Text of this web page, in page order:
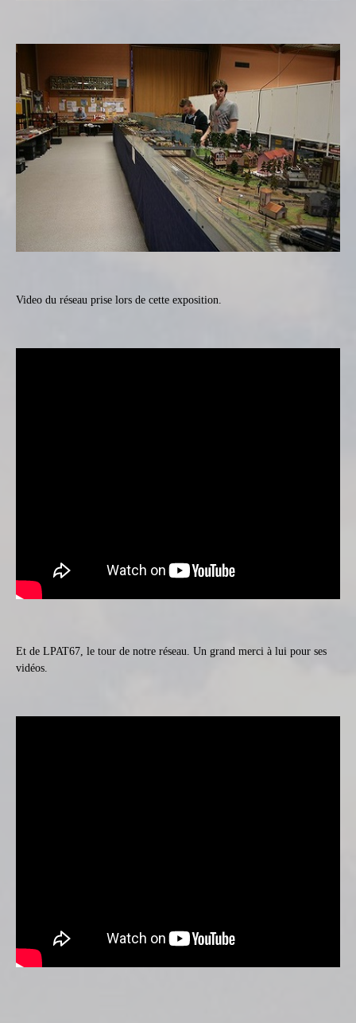
Video du réseau prise lors de cette exposition.
Et de LPAT67, le tour de notre réseau. Un grand merci à lui pour ses
vidéos.